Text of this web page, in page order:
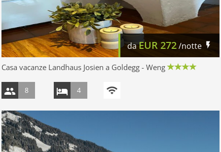
daEUR272/notte
Casa vacanze Landhaus Josien a Goldegg - Weng
8 4